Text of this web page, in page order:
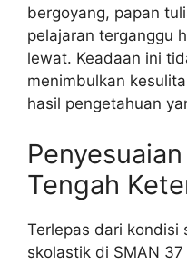
bergoyang, papan
pelajaran terganggu
lewat. Keadaan ini
menimbulkan
hasil pengetahuan
Tengah
Terlepas dari kondisi
skolastik di SMAN